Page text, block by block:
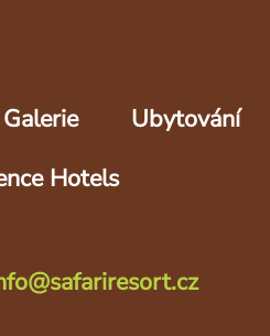
Galerie Ubytování
Hotels